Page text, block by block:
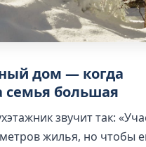
дом — когда
семья большая
звучит так:
жилья, но чтобы